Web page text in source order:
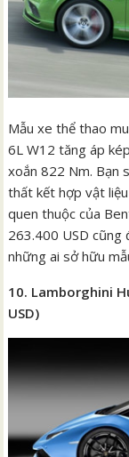
Mẫu xe thể thao
6L W12 tăng áp
xoắn 822 Nm. Bạn
thất kết hợp vật
quen thuộc của
263.400 USD cũng
những ai sở hữu
10. Lamborghini
USD)